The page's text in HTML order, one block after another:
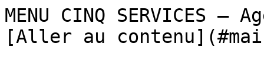
MENU CINQ SERVICES –
[Aller au